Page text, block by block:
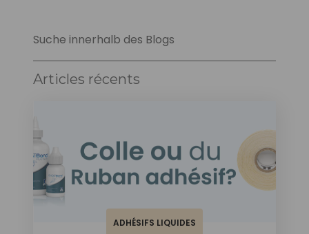
Suche innerhalb des Blogs
Articles récents
ADHÉSIFS LIQUIDES